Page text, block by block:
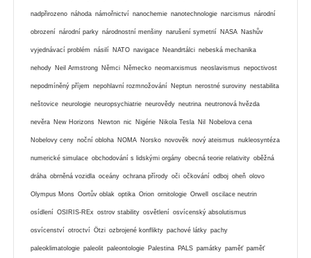
nadpřirozeno náhoda námořnictví nanochemie nanotechnologie narcismus národní
obrození národní parky národnostní menšiny narušení symetrií NASA Nashův
vyjednávací problém násilí NATO navigace Neandrtálci nebeská mechanika
nehody Neil Armstrong Němci Německo neomarxismus neoslavismus nepoctivost
nepodmíněný příjem nepohlavní rozmnožování Neptun nerostné suroviny nestabilita
neštovice neurologie neuropsychiatrie neurovědy neutrina neutronová hvězda
nevěra New Horizons Newton nic Nigérie Nikola Tesla Nil Nobelova cena
Nobelovy ceny noční obloha NOMA Norsko novověk nový ateismus nukleosyntéza
numerické simulace obchodování s lidskými orgány obecná teorie relativity oběžná
dráha obrněná vozidla oceány ochrana přírody oči očkování odboj oheň olovo
Olympus Mons Oortův oblak optika Orion ornitologie Orwell oscilace neutrin
osídlení OSIRIS-REx ostrov stability osvětlení osvícenský absolutismus
osvícenství otroctví Ötzi ozbrojené konflikty pachové látky pachy
paleoklimatologie paleolit paleontologie Palestina PALS památky paměť paměť